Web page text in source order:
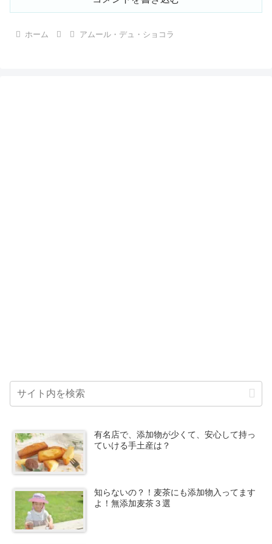
ホーム アムール・デュ・ショコラ
有名店で、添加物が少くて、安心して持っ
ていける手土産は？
知らないの？！麦茶にも添加物入ってます
よ！無添加麦茶３選